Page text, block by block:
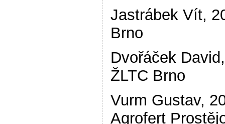
Jastrábek Vít,
Brno
Dvořáček
ŽLTC Brno
Vurm Gustav,
Agrofert